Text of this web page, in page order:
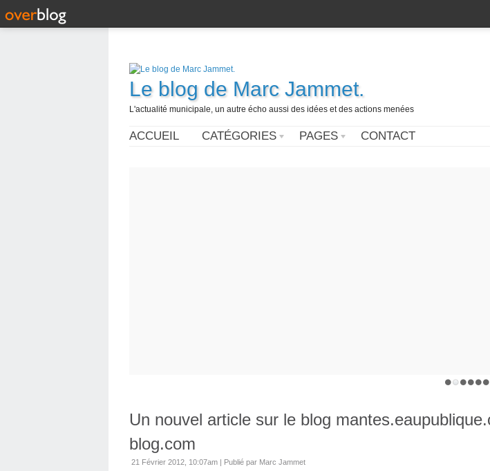
Le blog de Marc Jammet.
L'actualité municipale, un autre écho aussi des idées et des actions menées
ACCUEIL CATÉGORIES PAGES CONTACT
Un nouvel article sur le blog
blog.com
21 Février 2012, 10:07am | Publié par Marc Jammet